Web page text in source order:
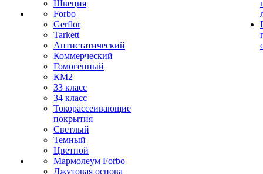
Швеция
Forbo
Gerflor
Tarkett
Антистатический
Коммерческий
Гомогенный
КМ2
33 класс
34 класс
Токорассеивающие
покрытия
Светлый
Темный
Цветной
Мармолеум Forbo
Джутовая основа